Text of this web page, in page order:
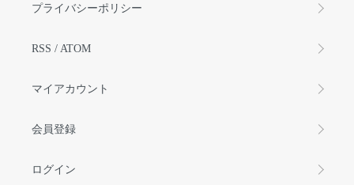
プライバシーポリシー
RSS / ATOM
マイアカウント
会員登録
ログイン